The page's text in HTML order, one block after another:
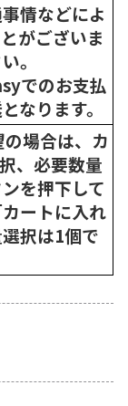
情などによ
がございま
。
でのお支払
なります。
場合は、カ
、必要数量
を押下して
ートに入れ
択は1個で